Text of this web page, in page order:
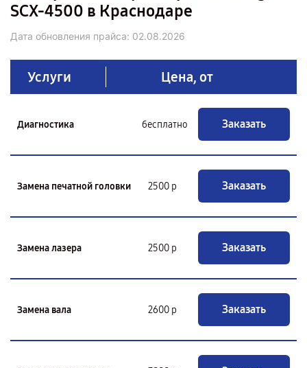
SCX-4500 в Краснодаре
Дата обновления прайса: 02.08.2026
Услуги Цена, от
Диагностика бесплатно Заказать
Замена печатной головки 2500 р Заказать
Замена лазера 2500 р Заказать
Замена вала 2600 р Заказать